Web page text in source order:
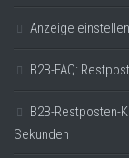
Anzeige einstellen
B2B-FAQ:
B2B-Restposten-
Sekunden